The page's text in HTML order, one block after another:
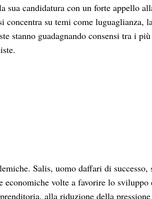
sua candidatura con un forte appello
concentra su temi come luguaglianza,
stanno guadagnando consensi tra i più
Salis, uomo daffari di successo,
economiche volte a favorire lo sviluppo
alla riduzione della pressione